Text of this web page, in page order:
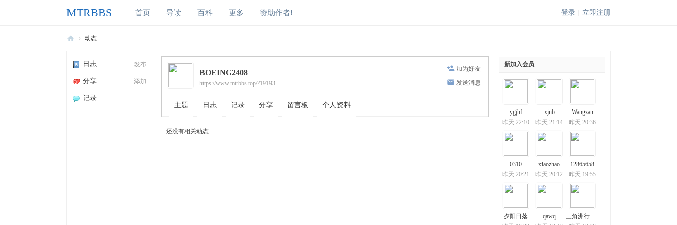
登录 立即注册
MTRBBS 首页 导读 百科 更多 赞助作者!
R
B
› 动态
发布
日志
添加
分享
记录
新加入会员
ygjhf
昨天 22:10
xjnb
昨天 21:14
Wangzan
昨天 20:36
0310
昨天 20:21
xiaozhao
昨天 20:12
12865658
昨天 19:55
夕阳日落
qawq
三角洲行动了
加为好友
发送消息
BOEING2408
https://www.mtrbbs.top/?19193
主题 日志 记录 分享 留言板 个人资料
还没有相关动态